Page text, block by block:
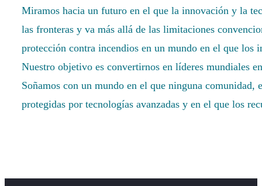
Miramos hacia un futuro en el que la innovación y la
las fronteras y va más allá de las limitaciones
protección contra incendios en un mundo en el que los
Nuestro objetivo es convertirnos en líderes mundiales
Soñamos con un mundo en el que ninguna
protegidas por tecnologías avanzadas y en el que los